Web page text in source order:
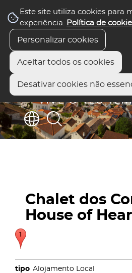
Este site utiliza cookies para
experiência. Política de
Personalizar cookies
Aceitar todos os cookies
Desativar cookies não
Chalet dos
House of
Alojamento Local